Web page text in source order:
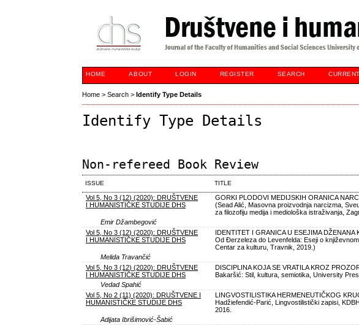
HOME ABOUT LOGIN REGISTER SEARCH CURRENT
Home >Search >Identify Type Details
Identify Type Details
Non-refereed Book Review
ISSUE TITLE
Vol 5, No 3 (12) (2020): DRUŠTVENE
I HUMANISTIČKE STUDIJE DHS
GORKI PLODOVI MEDIJSKIH ORANICA
(Sead Alić, Masovna proizvodnja narcizma,
za filozofiju medija i mediološka istraživanja,
Emir Džambegović
Vol 5, No 3 (12) (2020): DRUŠTVENE
I HUMANISTIČKE STUDIJE DHS
IDENTITET I GRANICA U ESEJIMA DŽENANA
Od Đerzeleza do Levenfelda: Eseji o književnom
Centar za kulturu, Travnik, 2019.)
Melida Travančić
Vol 5, No 3 (12) (2020): DRUŠTVENE
I HUMANISTIČKE STUDIJE DHS
DISCIPLINA KOJA SE VRATILA KROZ
Bakaršić: Stil, kultura, semiotika, University
Vedad Spahić
Vol 5, No 2 (11) (2020): DRUŠTVENE I
HUMANISTIČKE STUDIJE DHS
LINGVOSTILISTIKA HERMENEUTIČKOG
Hadžiefendić-Parić, Lingvostilistički zapisi,
2016.
Adijata Ibrišimović-Šabić